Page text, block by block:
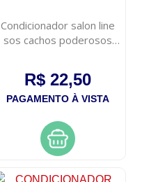
Condicionador salon line
sos cachos poderosos
R$ 22,50
PAGAMENTO À VISTA